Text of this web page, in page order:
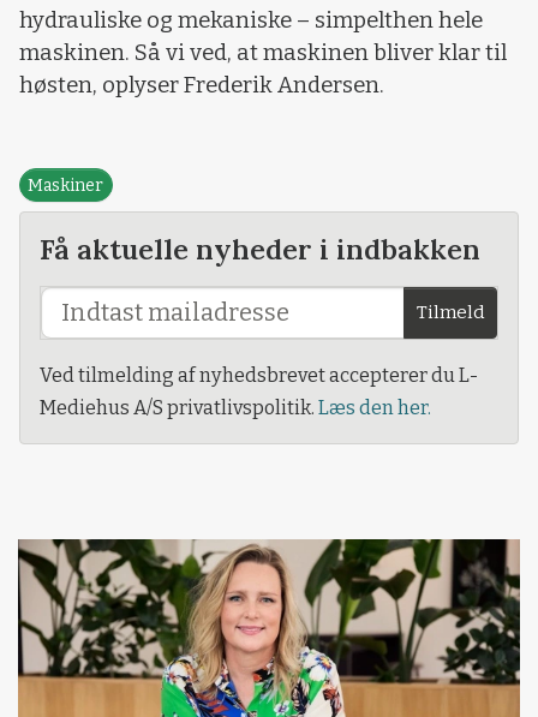
hydrauliske og mekaniske – simpelthen hele
maskinen. Så vi ved, at maskinen bliver klar til
høsten, oplyser Frederik Andersen.
Maskiner
Få aktuelle nyheder i indbakken
Tilmeld
Ved tilmelding af nyhedsbrevet accepterer du L-
Mediehus A/S privatlivspolitik. Læs den her.